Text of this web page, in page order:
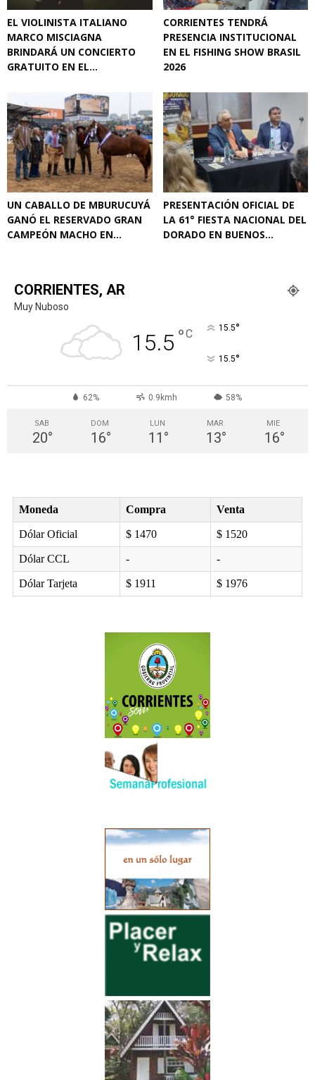
EL VIOLINISTA ITALIANO
MARCO MISCIAGNA
BRINDARÁ UN CONCIERTO
GRATUITO EN EL...
CORRIENTES TENDRÁ
PRESENCIA INSTITUCIONAL
EN EL FISHING SHOW BRASIL
2026
UN CABALLO DE MBURUCUYÁ
GANÓ EL RESERVADO GRAN
CAMPEÓN MACHO EN...
PRESENTACIÓN OFICIAL DE
LA 61° FIESTA NACIONAL DEL
DORADO EN BUENOS...
CORRIENTES, AR
Muy Nuboso
15.5 °C 15.5°
15.5°
62% 0.9kmh 58%
SAB
20°
DOM
16°
LUN
11 °
MAR
13°
MIE
16°